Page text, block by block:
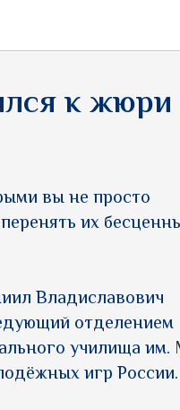
к жюри
вы не просто
их
Владиславович
отделением
училища им.
игр России.